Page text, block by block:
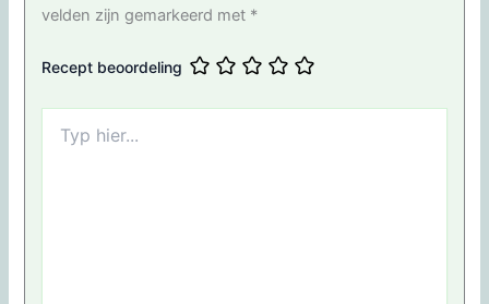
velden zijn gemarkeerd met *
Recept beoordeling
hier...